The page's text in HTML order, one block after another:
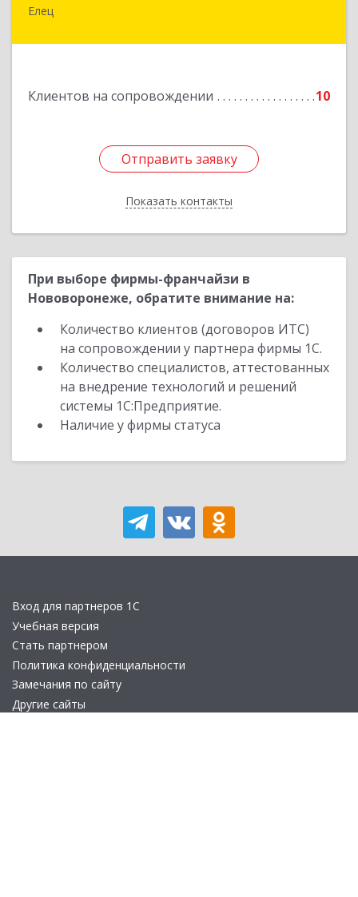
Елец
Клиентов на сопровождении 10
Отправить заявку
Показать контакты
399771, Липецкая обл, Елец г, Н.Гусевой ул, 56А
Отправить заявку
Назад
При выборе фирмы-франчайзи в
Нововоронеже, обратите внимание на:
Количество клиентов (договоров ИТС)
на сопровождении у партнера фирмы 1С.
Количество специалистов, аттестованных
на внедрение технологий и решений
системы 1С:Предприятие.
Наличие у фирмы статуса
Вход для партнеров 1С
Учебная версия
Стать партнером
Политика конфиденциальности
Замечания по сайту
Другие сайты